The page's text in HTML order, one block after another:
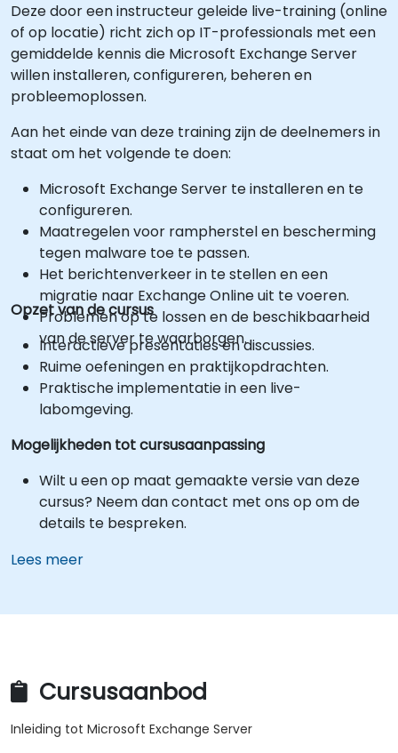
Deze door een instructeur geleide live-training (online
of op locatie) richt zich op IT-professionals met een
gemiddelde kennis die Microsoft Exchange Server
willen installeren, configureren, beheren en
probleemoplossen.
Aan het einde van deze training zijn de deelnemers in
staat om het volgende te doen:
Microsoft Exchange Server te installeren en te
configureren.
Maatregelen voor rampherstel en bescherming
tegen malware toe te passen.
Het berichtenverkeer in te stellen en een
migratie naar Exchange Online uit te voeren.
Problemen op te lossen en de beschikbaarheid
van de server te waarborgen.
Opzet van de cursus
Interactieve presentaties en discussies.
Ruime oefeningen en praktijkopdrachten.
Praktische implementatie in een live-
labomgeving.
Mogelijkheden tot cursusaanpassing
Wilt u een op maat gemaakte versie van deze
cursus? Neem dan contact met ons op om de
details te bespreken.
Lees meer
Cursusaanbod
Inleiding tot Microsoft Exchange Server